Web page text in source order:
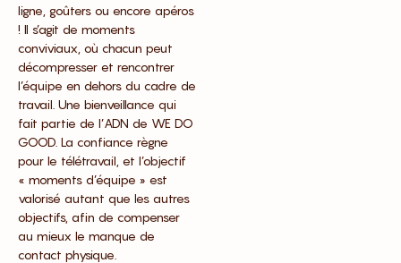
ligne, goûters ou encore apéros
! Il s’agit de moments
conviviaux, où chacun peut
décompresser et rencontrer
l’équipe en dehors du cadre de
travail. Une bienveillance qui
fait partie de l’ADN de WE DO
GOOD. La confiance règne
pour le télétravail, et l’objectif
« moments d’équipe » est
valorisé autant que les autres
objectifs, afin de compenser
au mieux le manque de
contact physique.